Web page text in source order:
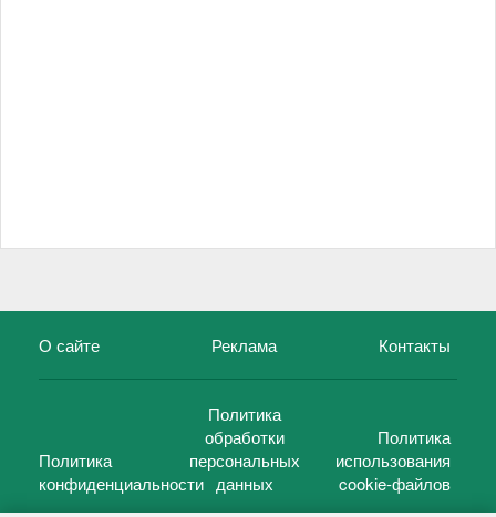
О сайте Реклама Контакты
Политика
конфиденциальности
Политика
обработки
персональных
данных
Политика
использования
cookie-файлов